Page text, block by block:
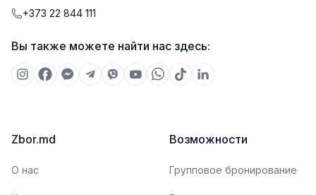
+373 22 844 111
Вы также можете найти нас здесь:
Zbor.md
О нас
Возможности
Групповое бронирование